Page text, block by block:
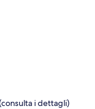
i dettagli)